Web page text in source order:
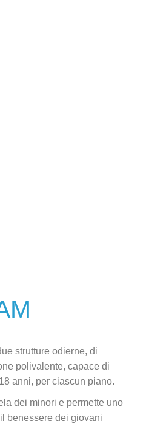
strutture odierne, di
polivalente, capace di
anni, per ciascun piano.
dei minori e permette uno
benessere dei giovani